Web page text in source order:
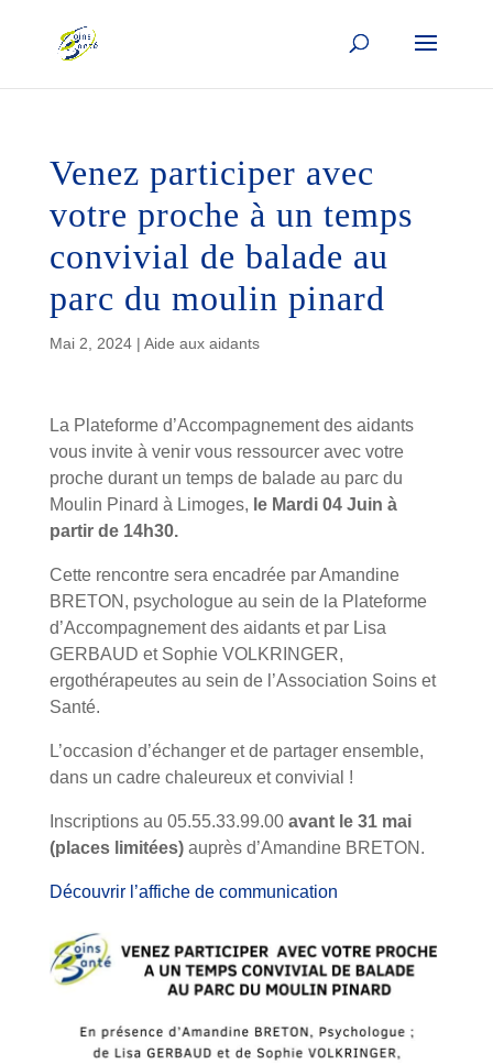
Venez participer avec
votre proche à un temps
convivial de balade au
parc du moulin pinard
Mai 2, 2024| Aide aux aidants
La Plateforme d’Accompagnement des aidants
vous invite à venir vous ressourcer avec votre
proche durant un temps de balade au parc du
Moulin Pinard à Limoges, le Mardi 04 Juin à
partir de 14h30.
Cette rencontre sera encadrée par Amandine
BRETON, psychologue au sein de la Plateforme
d’Accompagnement des aidants et par Lisa
GERBAUD et Sophie VOLKRINGER,
ergothérapeutes au sein de l’Association Soins et
Santé.
L’occasion d’échanger et de partager ensemble,
dans un cadre chaleureux et convivial !
Inscriptions au 05.55.33.99.00 avant le 31 mai
(places limitées)auprès d’Amandine BRETON.
Découvrir l’affiche de communication